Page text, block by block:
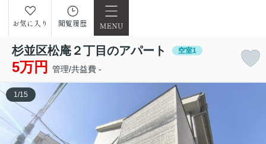
お気に入り 閲覧履歴
杉並区松庵２丁目のアパート 空室1
5万円 管理/共益費 -
1 /15